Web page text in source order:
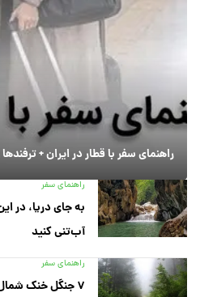
راهنمای سفر با قطار در ایران +
راهنمای سفر
به جای دریا، در
آب‌تنی کنید
راهنمای سفر
۷ جنگل خنک